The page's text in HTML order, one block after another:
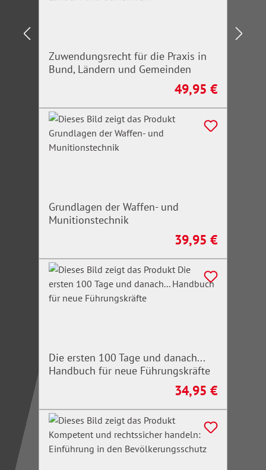
Zuwendungsrecht für die Praxis in
Bund, Ländern und Gemeinden
Regulärer Preis:
49,95 €
Grundlagen der Waffen- und
Munitionstechnik
Regulärer Preis:
39,95 €
Die ersten 100 Tage und danach...
Handbuch für neue Führungskräfte
Regulärer Preis:
34,95 €